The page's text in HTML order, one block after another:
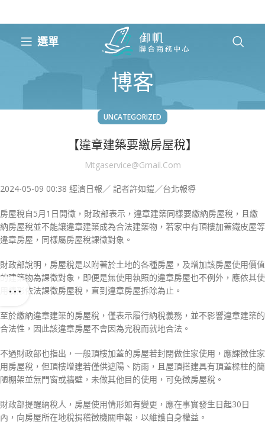
選單
博客
UNCATEGORIZED
【違章建築要繳房屋稅】
Mtgaservice@gmail.com
2024-05-09 00:38 經濟日報／ 記者許如鎧／台北報導
房屋稅自5月1日開徵，財政部表示，違章建築同樣要繳納房屋稅，且繳
納房屋稅並不能讓違章建築成為合法建築物，若家中有頂樓加蓋鐵皮屋等
違章房屋，同樣屬房屋稅課徵對象。
財政部說明，房屋稅是以附著於土地的各種房屋，及增加該房屋使用價值
的建築物為課徵對象，即便是無使用執照的違章房屋也不例外，應依其使
用情形依法課徵房屋稅，直到違章房屋拆除為止。
至於繳納違章建築的房屋稅，僅表示履行納稅義務，並不影響違章建築的
合法性，因此該違章房屋不會因為完稅而就地合法。
不過財政部也指出，一般頂樓加蓋的房屋若封閉做住家使用，應課徵住家
用房屋稅，但頂樓增建若僅供遮陽、防雨，且屋頂搭建具有頂蓋樑柱的簡
陋棚架並無門窗或牆壁，未做其他目的使用，可免徵房屋稅。
財政部提醒納稅人，房屋使用情形如有變更，應在事實發生日起30日
內，向房屋所在地稅捐稽徵機關申報，以維護自身權益。